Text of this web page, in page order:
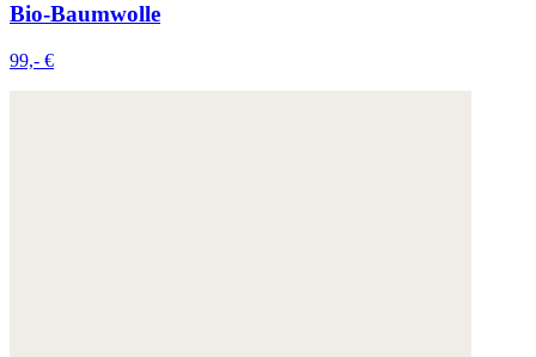
Bio-Baumwolle
99,- €